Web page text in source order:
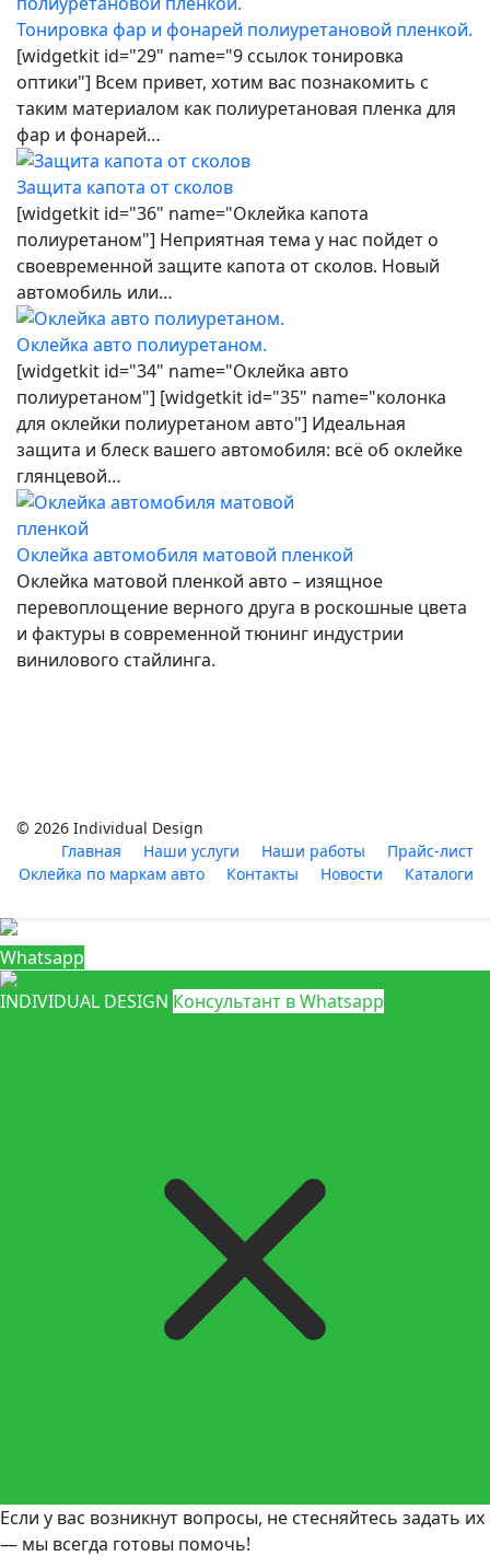
Тонировка фар и фонарей полиуретановой пленкой.
[widgetkit id="29" name="9 ссылок тонировка
оптики"] Всем привет, хотим вас познакомить с
таким материалом как полиуретановая пленка для
фар и фонарей…
Защита капота от сколов
[widgetkit id="36" name="Оклейка капота
полиуретаном"] Неприятная тема у нас пойдет о
своевременной защите капота от сколов. Новый
автомобиль или…
Оклейка авто полиуретаном.
[widgetkit id="34" name="Оклейка авто
полиуретаном"] [widgetkit id="35" name="колонка
для оклейки полиуретаном авто"] Идеальная
защита и блеск вашего автомобиля: всё об оклейке
глянцевой…
Оклейка автомобиля матовой пленкой
Оклейка матовой пленкой авто – изящное
перевоплощение верного друга в роскошные цвета
и фактуры в современной тюнинг индустрии
винилового стайлинга.
© 2026 Individual Design
Главная
Наши услуги Наши работы
Прайс-лист
Оклейка по маркам авто
Контакты Новости Каталоги
Whatsapp
INDIVIDUAL DESIGN Консультант в Whatsapp
Если у вас возникнут вопросы, не стесняйтесь задать их
— мы всегда готовы помочь!